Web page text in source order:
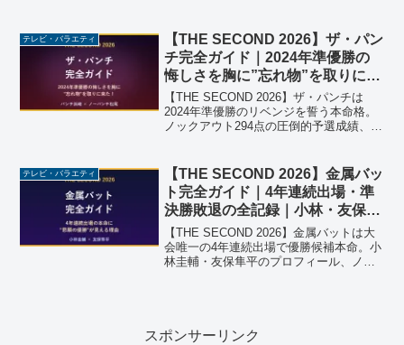
墨田区にある生誕の地まで徹底解説。歴
史ファン必見の内容です。
テレビ・バラエティ
【THE SECOND 2026】ザ・パン
チ完全ガイド｜2024年準優勝の
悔しさを胸に”忘れ物”を取りに来
た！浜崎・松尾の進化した漫才
【THE SECOND 2026】ザ・パンチは
2024年準優勝のリベンジを誓う本命格。
ノックアウト294点の圧倒的予選成績、パ
ッコミ復活、5/16グランプリファイナル
見どころまで徹底解説。
テレビ・バラエティ
【THE SECOND 2026】金属バッ
ト完全ガイド｜4年連続出場・準
決勝敗退の全記録｜小林・友保プ
ロフィール
【THE SECOND 2026】金属バットは大
会唯一の4年連続出場で優勝候補本命。小
林圭輔・友保隼平のプロフィール、ノッ
スポンサーリンク